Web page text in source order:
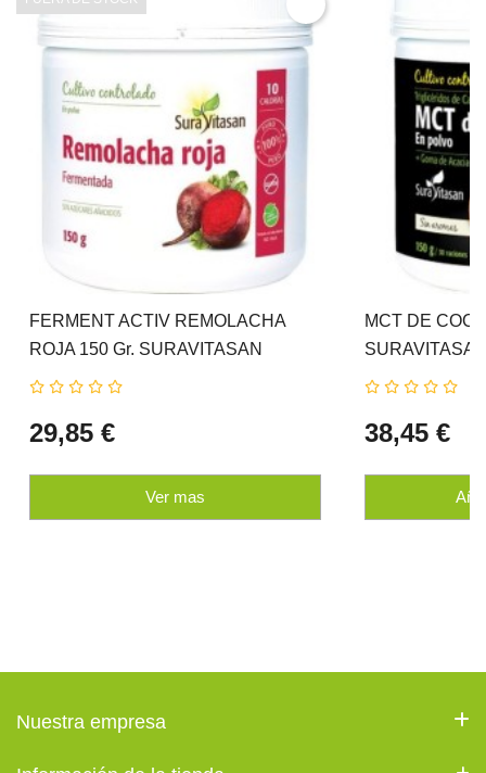
FERMENT ACTIV REMOLACHA
ROJA 150 Gr. SURAVITASAN
29,85 €
Ver mas
MCT DE
38,45 €
Nuestra empresa